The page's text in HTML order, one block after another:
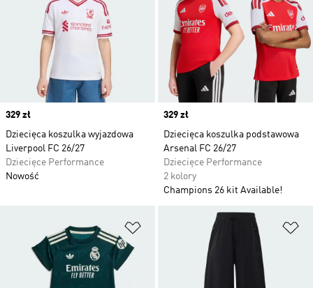
Price
329 zł
Dziecięca koszulka wyjazdowa
Liverpool FC 26/27
Dziecięce Performance
Nowość
Price
329 zł
Dziecięca koszulka podstawowa
Arsenal FC 26/27
Dziecięce Performance
2 kolory
Champions 26 kit Available!
Dodaj do listy życzeń